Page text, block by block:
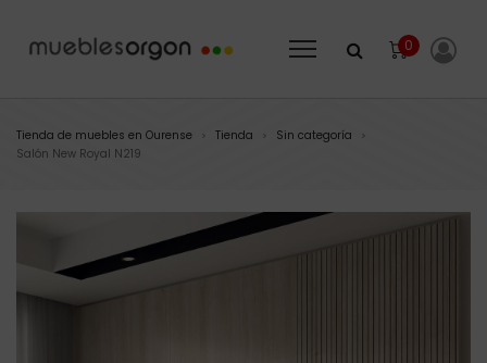
0
Tienda de muebles en Ourense > Tienda > Sin categoría >
Salón New Royal N219